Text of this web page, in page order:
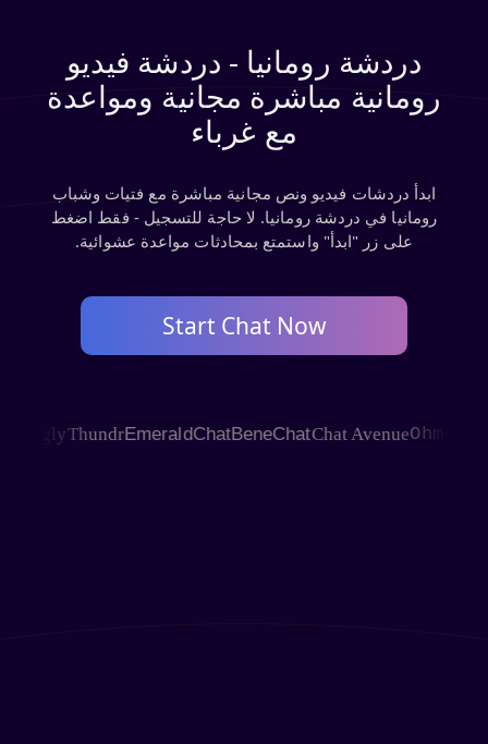
دردشة رومانيا - دردشة فيديو
رومانية مباشرة مجانية ومواعدة
مع غرباء
ابدأ دردشات فيديو ونص مجانية مباشرة مع فتيات وشباب
رومانيا في دردشة رومانيا. لا حاجة للتسجيل - فقط اضغط
على زر "ابدأ" واستمتع بمحادثات مواعدة عشوائية.
Start Chat Now
Chat Avenue
BeneChat
EmeraldChat
Thundr
Joingly